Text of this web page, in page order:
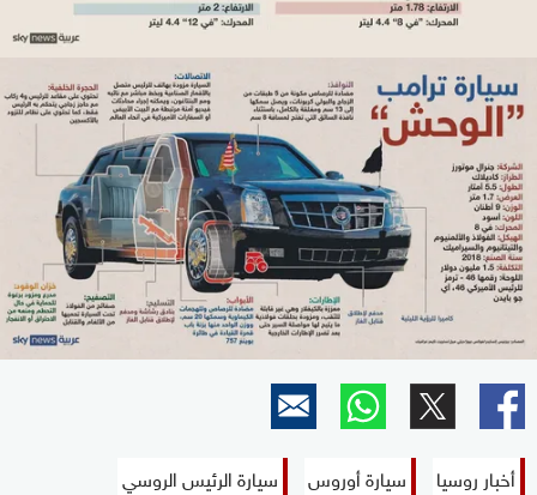
أخبار روسيا سيارة أوروس
سيارة الرئيس الروسي